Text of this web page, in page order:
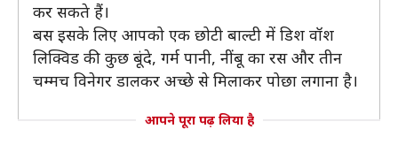
कर सकते हैं।
बस इसके लिए आपको एक छोटी बाल्टी में डिश वॉश
लिक्विड की कुछ बूंदे, गर्म पानी, नींबू का रस और तीन
चम्मच विनेगर डालकर अच्छे से मिलाकर पोछा लगाना है।
आपने पूरा पढ़ लिया है